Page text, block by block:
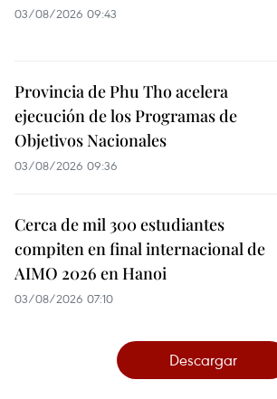
03/08/2026 09:43
Provincia de Phu Tho acelera
ejecución de los Programas de
Objetivos Nacionales
03/08/2026 09:36
Cerca de mil 300 estudiantes
compiten en final internacional de
AIMO 2026 en Hanoi
03/08/2026 07:10
Descargar